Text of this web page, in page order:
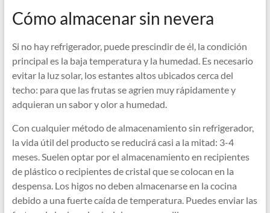
Cómo almacenar sin nevera
Si no hay refrigerador, puede prescindir de él, la condición
principal es la baja temperatura y la humedad. Es necesario
evitar la luz solar, los estantes altos ubicados cerca del
techo: para que las frutas se agrien muy rápidamente y
adquieran un sabor y olor a humedad.
Con cualquier método de almacenamiento sin refrigerador,
la vida útil del producto se reducirá casi a la mitad: 3-4
meses. Suelen optar por el almacenamiento en recipientes
de plástico o recipientes de cristal que se colocan en la
despensa. Los higos no deben almacenarse en la cocina
debido a una fuerte caída de temperatura. Puedes enviar las